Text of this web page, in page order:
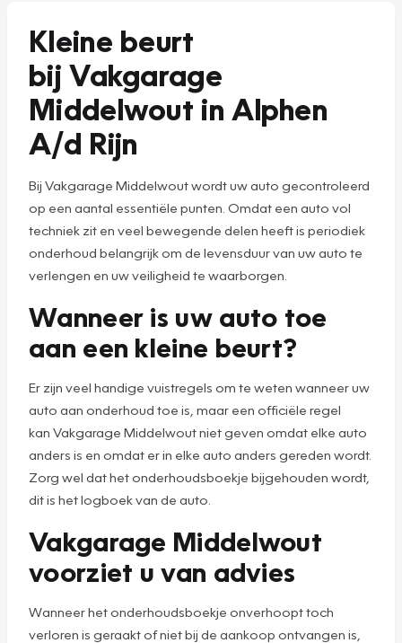
Kleine beurt
bij Vakgarage
Middelwout in Alphen
A/d Rijn
Bij Vakgarage Middelwout wordt uw auto gecontroleerd
op een aantal essentiële punten. Omdat een auto vol
techniek zit en veel bewegende delen heeft is periodiek
onderhoud belangrijk om de levensduur van uw auto te
verlengen en uw veiligheid te waarborgen.
Wanneer is uw auto toe
aan een kleine beurt?
Er zijn veel handige vuistregels om te weten wanneer uw
auto aan onderhoud toe is, maar een officiële regel
kan Vakgarage Middelwout niet geven omdat elke auto
anders is en omdat er in elke auto anders gereden wordt.
Zorg wel dat het onderhoudsboekje bijgehouden wordt,
dit is het logboek van de auto.
Vakgarage Middelwout
voorziet u van advies
Wanneer het onderhoudsboekje onverhoopt toch
verloren is geraakt of niet bij de aankoop ontvangen is,